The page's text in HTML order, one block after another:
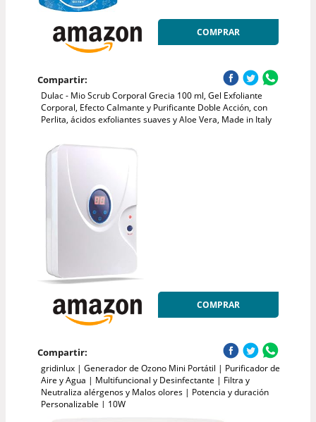
COMPRAR
Compartir:
Dulac - Mio Scrub Corporal Grecia 100 ml, Gel Exfoliante
Corporal, Efecto Calmante y Purificante Doble Acción, con
Perlita, ácidos exfoliantes suaves y Aloe Vera, Made in Italy
COMPRAR
Compartir:
gridinlux | Generador de Ozono Mini Portátil | Purificador de
Aire y Agua | Multifuncional y Desinfectante | Filtra y
Neutraliza alérgenos y Malos olores | Potencia y duración
Personalizable | 10W